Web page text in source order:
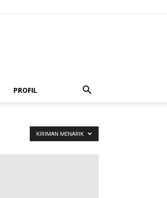
PROFIL
KIRIMAN MENARIK